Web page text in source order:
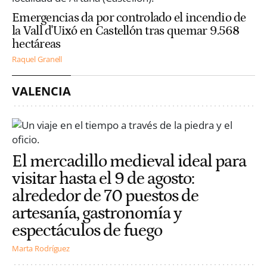
Emergencias da por controlado el incendio de
la Vall d'Uixó en Castellón tras quemar 9.568
hectáreas
Raquel Granell
VALENCIA
El mercadillo medieval ideal para
visitar hasta el 9 de agosto:
alrededor de 70 puestos de
artesanía, gastronomía y
espectáculos de fuego
Marta Rodríguez